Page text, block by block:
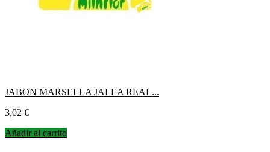
JABON MARSELLA JALEA REAL...
Precio
3,02 €
Añadir al carrito